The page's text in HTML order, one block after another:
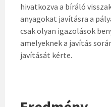
hivatkozva a bíráló
anyagokat javításra a
csak olyan igazolások
amelyeknek a javítás
javítását kérte.